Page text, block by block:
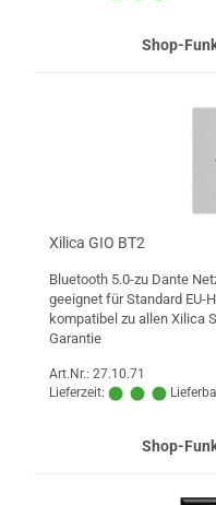
Shop-
Xilica GIO BT2
Bluetooth 5.0-zu Dante
geeignet für Standard EU-
kompatibel zu allen Xilica
Garantie
Art.Nr.: 27.10.71
Lieferzeit:
Shop-